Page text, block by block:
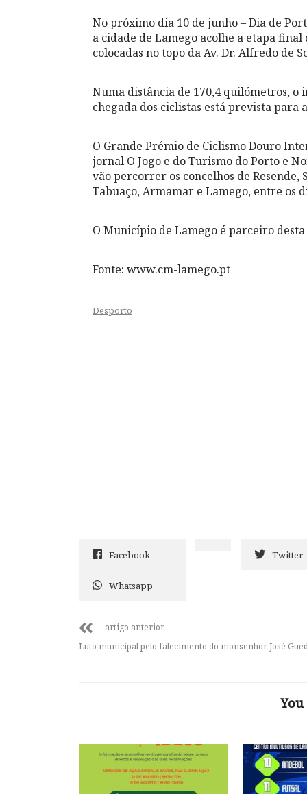
No próximo dia 10 de junho – Dia de
a cidade de Lamego acolhe a etapa
colocadas no topo da Av. Dr. Alfredo de
Numa distância de 170,4 quilómetros, o
chegada dos ciclistas está prevista para
O Grande Prémio de Ciclismo Douro
jornal O Jogo e do Turismo do Porto e
vão percorrer os concelhos de Resende,
Tabuaço, Armamar e Lamego, entre os
O Município de Lamego é parceiro
Fonte: www.cm-lamego.pt
Desporto
Facebook Twitter
Whatsapp
artigo anterior
Luto municipal pelo falecimento do monsenhor José